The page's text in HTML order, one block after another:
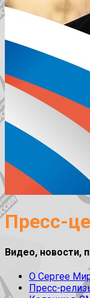
Пресс-
Видео, новости,
О Сергее
Пресс-